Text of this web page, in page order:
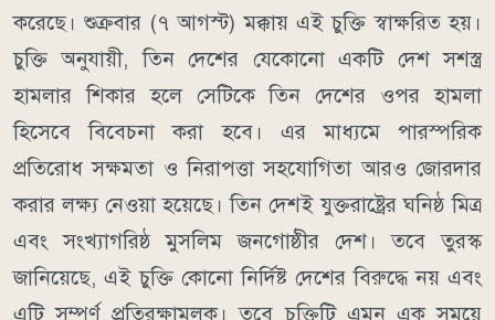
করেছে। শুক্রবার (৭ আগস্ট) মক্কায় এই চুক্তি স্বাক্ষরিত হয়।
চুক্তি অনুযায়ী, তিন দেশের যেকোনো একটি দেশ সশস্ত্র
হামলার শিকার হলে সেটিকে তিন দেশের ওপর হামলা
হিসেবে বিবেচনা করা হবে। এর মাধ্যমে পারস্পরিক
প্রতিরোধ সক্ষমতা ও নিরাপত্তা সহযোগিতা আরও জোরদার
করার লক্ষ্য নেওয়া হয়েছে।তিন দেশই যুক্তরাষ্ট্রের ঘনিষ্ঠ মিত্র
এবং সংখ্যাগরিষ্ঠ মুসলিম জনগোষ্ঠীর দেশ। তবে তুরস্ক
জানিয়েছে, এই চুক্তি কোনো নির্দিষ্ট দেশের বিরুদ্ধে নয় এবং
এটি সম্পূর্ণ প্রতিরক্ষামূলক।তবে চুক্তিটি এমন এক সময়ে